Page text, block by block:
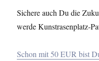
Sichere auch Du die
werde Kunstrasenplatz-
Schon mit 50 EUR bist